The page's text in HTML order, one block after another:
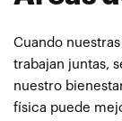
Cuando
trabajan juntas,
nuestro
física puede